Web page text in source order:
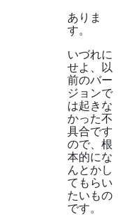
ありま
す。
いづれに
せよ、以
前のバー
ジョンで
は起きな
かった不
具合です
ので、根
本的にな
んとかし
てもらい
たいもの
です。